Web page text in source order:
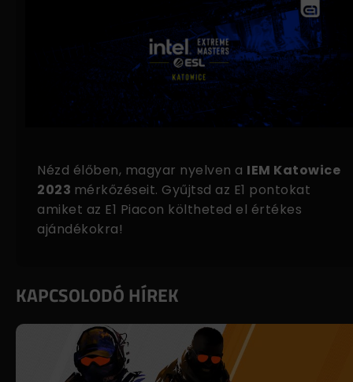
Nézd élőben, magyar nyelven a IEM Katowice
2023 mérkőzéseit. Gyűjtsd az E1 pontokat
amiket az E1 Piacon költheted el értékes
ajándékokra!
KAPCSOLODÓ HÍREK